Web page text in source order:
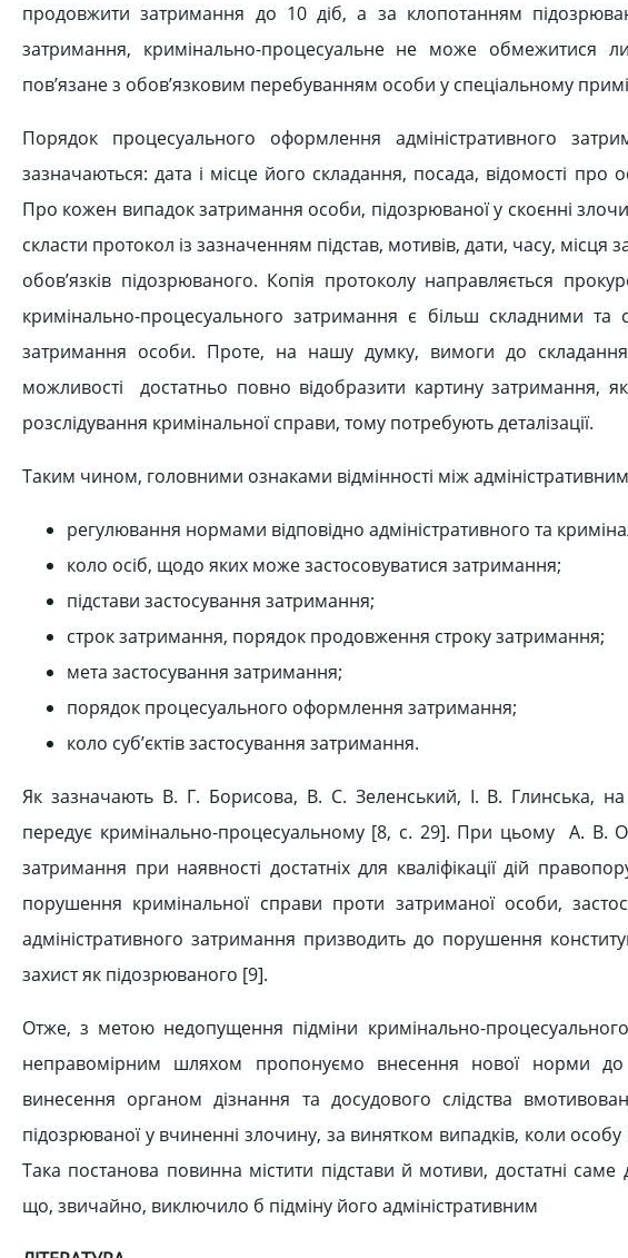
продовжити затримання до 10 діб, а за клопотанням
затримання, кримінально-процесуальне не може обмежитися
пов’язане з обов’язковим перебуванням особи у спеціальному
Порядок процесуального оформлення адміністративного
зазначаються: дата і місце його складання, посада, відомості
Про кожен випадок затримання особи, підозрюваної у скоєнні
скласти протокол із зазначенням підстав, мотивів, дати, часу,
обов’язків підозрюваного. Копія протоколу направляється
кримінально-процесуального затримання є більш складними та
затримання особи. Проте, на нашу думку, вимоги до
можливості достатньо повно відобразити картину затримання,
розслідування кримінальної справи, тому потребують деталізації.
Таким чином, головними ознаками відмінності між
регулювання нормами відповідно адміністративного та
коло осіб, щодо яких може застосовуватися затримання;
підстави застосування затримання;
строк затримання, порядок продовження строку затримання;
мета застосування затримання;
порядок процесуального оформлення затримання;
коло суб’єктів застосування затримання.
Як зазначають В. Г. Борисова, В. С. Зеленський, І. В. Глинська, на
передує кримінально-процесуальному [8, c. 29]. При цьому А. В.
затримання при наявності достатніх для кваліфікації дій
порушення кримінальної справи проти затриманої особи,
адміністративного затримання призводить до порушення
захист як підозрюваного [9].
Отже, з метою недопущення підміни кримінально-
неправомірним шляхом пропонуємо внесення нової норми до
винесення органом дізнання та досудового слідства
підозрюваної у вчиненні злочину, за винятком випадків, коли
Така постанова повинна містити підстави й мотиви, достатні
що, звичайно, виключило б підміну його адміністративним